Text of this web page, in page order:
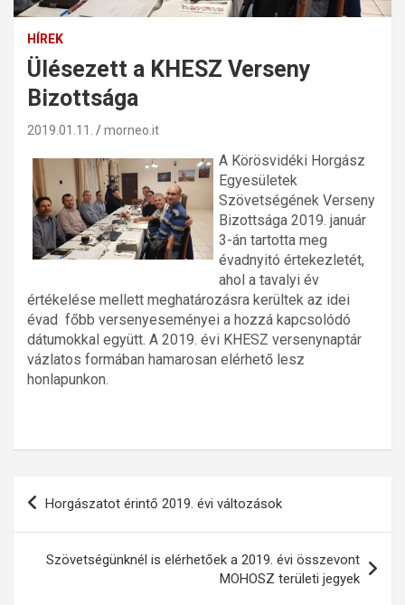
HÍREK
Ülésezett a KHESZ Verseny
Bizottsága
2019.01.11. morneo.it
A Körösvidéki Horgász
Egyesületek
Szövetségének Verseny
Bizottsága 2019. január
3-án tartotta meg
évadnyitó értekezletét,
ahol a tavalyi év
értékelése mellett meghatározásra kerültek az idei
évad főbb versenyeseményei a hozzá kapcsolódó
dátumokkal együtt. A 2019. évi KHESZ versenynaptár
vázlatos formában hamarosan elérhető lesz
honlapunkon.
Bejegyzés
navigáció
Horgászatot érintő 2019. évi változások
Szövetségünknél is elérhetőek a 2019. évi összevont
MOHOSZ területi jegyek